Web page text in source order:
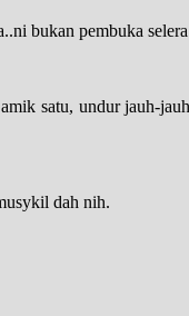
bukan pembuka
satu, undur jauh-
dah nih.